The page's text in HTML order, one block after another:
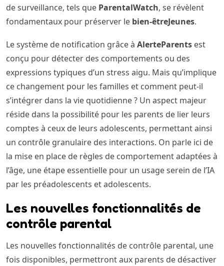
de surveillance, tels que ParentalWatch, se révèlent
fondamentaux pour préserver le bien-êtreJeunes.
Le système de notification grâce à AlerteParents est
conçu pour détecter des comportements ou des
expressions typiques d’un stress aigu. Mais qu’implique
ce changement pour les familles et comment peut-il
s’intégrer dans la vie quotidienne ? Un aspect majeur
réside dans la possibilité pour les parents de lier leurs
comptes à ceux de leurs adolescents, permettant ainsi
un contrôle granulaire des interactions. On parle ici de
la mise en place de règles de comportement adaptées à
l’âge, une étape essentielle pour un usage serein de l’IA
par les préadolescents et adolescents.
Les nouvelles fonctionnalités de
contrôle parental
Les nouvelles fonctionnalités de contrôle parental, une
fois disponibles, permettront aux parents de désactiver